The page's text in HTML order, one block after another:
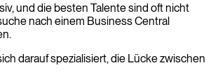
und die besten Talente sind oft nicht
nach einem Business Central
darauf spezialisiert, die Lücke zwischen